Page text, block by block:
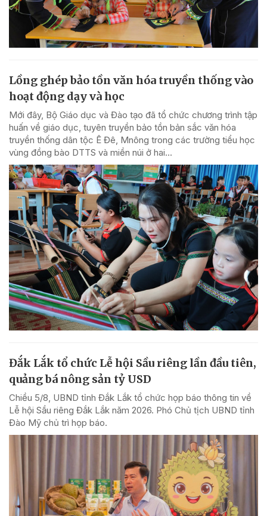
Lồng ghép bảo tồn văn hóa truyền thống vào
hoạt động dạy và học
Mới đây, Bộ Giáo dục và Đào tạo đã tổ chức chương trình tập
huấn về giáo dục, tuyên truyền bảo tồn bản sắc văn hóa
truyền thống dân tộc Ê Đê, Mnông trong các trường tiểu học
vùng đồng bào DTTS và miền núi ở hai...
Đắk Lắk tổ chức Lễ hội Sầu riêng lần đầu tiên,
quảng bá nông sản tỷ USD
Chiều 5/8, UBND tỉnh Đắk Lắk tổ chức họp báo thông tin về
Lễ hội Sầu riêng Đắk Lắk năm 2026. Phó Chủ tịch UBND tỉnh
Đào Mỹ chủ trì họp báo.